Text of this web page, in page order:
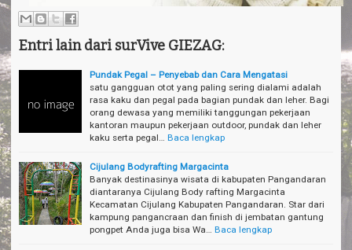
Entri lain dari surVive GIEZAG:
Pundak Pegal – Penyebab dan Cara Mengatasi
satu gangguan otot yang paling sering dialami adalah
rasa kaku dan pegal pada bagian pundak dan leher. Bagi
orang dewasa yang memiliki tanggungan pekerjaan
kantoran maupun pekerjaan outdoor, pundak dan leher
kaku serta pegal… Baca lengkap
Cijulang Bodyrafting Margacinta
Banyak destinasinya wisata di kabupaten Pangandaran
diantaranya Cijulang Body rafting Margacinta
Kecamatan Cijulang Kabupaten Pangandaran. Star dari
kampung pangancraan dan finish di jembatan gantung
pongpet Anda juga bisa Wa… Baca lengkap